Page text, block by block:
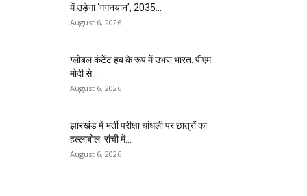
में उड़ेगा ‘गगनयान’, 2035...
August 6, 2026
ग्लोबल कंटेंट हब के रूप में उभरा भारत: पीएम
मोदी से...
August 6, 2026
झारखंड में भर्ती परीक्षा धांधली पर छात्रों का
हल्लाबोल: रांची में...
August 6, 2026